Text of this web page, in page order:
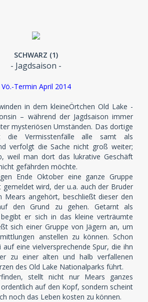
SCHWARZ (1)
- Jagdsaison -
Vö.-Termin April 2014
in dem kleineÖrtchen Old Lake -
– während der Jagdsaison immer
mysteriösen Umständen. Das dortige
die Vermisstenfälle alle samt als
verfolgt die Sache nicht groß weiter;
weil man dort das lukrative Geschäft
gefährden möchte.
Ende Oktober eine ganze Gruppe
gemeldet wird, der u.a. auch der Bruder
Mears angehört, beschließt dieser den
den Grund zu gehen. Getarnt als
er sich in das kleine verträumte
sich einer Gruppe von Jägern an, um
anstellen zu können. Schon
eine vielversprechende Spur, die ihn
zu einer alten und halb verfallenen
des Old Lake Nationalparks führt.
stellt nicht nur Mears ganzes
auf den Kopf, sondern scheint
noch das Leben kosten zu können.